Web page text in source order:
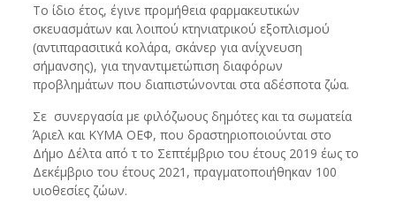
Το ίδιο έτος, έγινε προμήθεια φαρμακευτικών
σκευασμάτων και λοιπού κτηνιατρικού εξοπλισμού
(αντιπαρασιτικά κολάρα, σκάνερ για ανίχνευση
σήμανσης), για τηναντιμετώπιση διαφόρων
προβλημάτων που διαπιστώνονται στα αδέσποτα ζώα.
Σε συνεργασία με φιλόζωους δημότες και τα σωματεία
Άριελ και ΚΥΜΑ ΟΕΦ, που δραστηριοποιούνται στο
Δήμο Δέλτα από τ το Σεπτέμβριο του έτους 2019 έως το
Δεκέμβριο του έτους 2021, πραγματοποιήθηκαν 100
υιοθεσίες ζώων.